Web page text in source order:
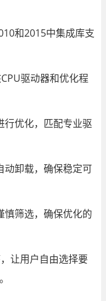
和2015中集成库支
驱动器和优化程
优化，匹配专业驱
卸载，确保稳定可
筛选，确保优化的
让用户自由选择要